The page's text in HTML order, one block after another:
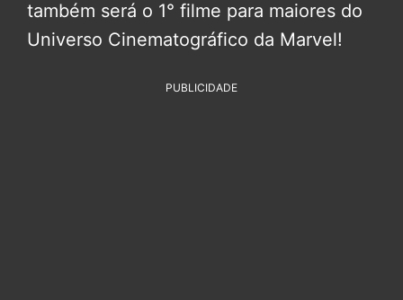
também será o 1° filme para maiores do
Universo Cinematográfico da Marvel!
PUBLICIDADE